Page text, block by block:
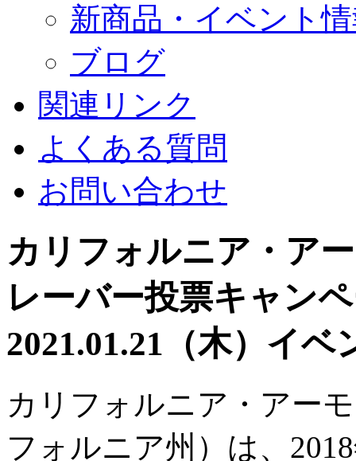
新商品・イベント
ブログ
関連リンク
よくある質問
お問い合わせ
カリフォルニア・ア
レーバー投票キャン
2021.01.21（木） イベ
カリフォルニア・アー
フォルニア州）は、